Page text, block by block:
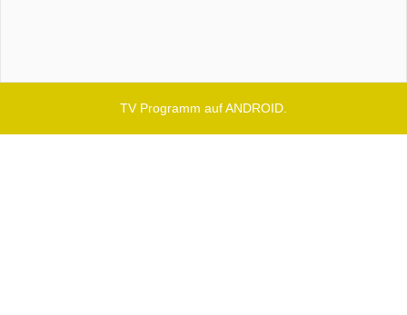
TV Programm auf ANDROID.